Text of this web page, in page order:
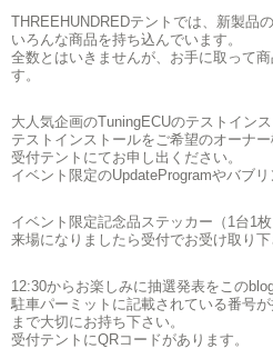
THREEHUNDREDテントでは、新製品
いろんな商品を持ち込んでいます。
全数とはいきませんが、お手に取って
す。
大人気企画のTuningECUのテストイン
テストインストールをご希望のオーナ
受付テントにてお申し出ください。
イベント限定のUpdateProgramやバブリ
イベント限定記念品ステッカー（1台1
来場になりましたら受付でお受け取り下
12:30からお楽しみに抽選発表をこの
駐車パーミットに記載されている番号
まで大切にお持ち下さい。
受付テントにQRコードがあります。